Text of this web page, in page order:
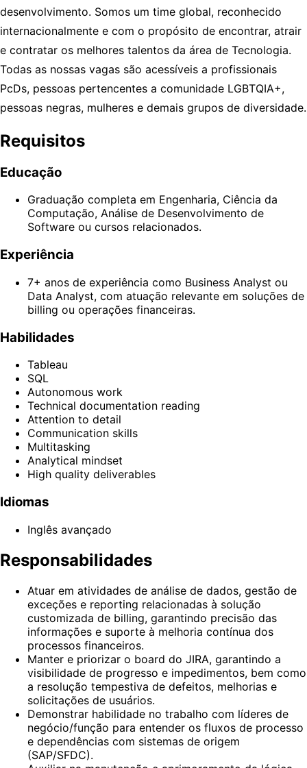
desenvolvimento. Somos um time global, reconhecido
internacionalmente e com o propósito de encontrar, atrair
e contratar os melhores talentos da área de Tecnologia.
Todas as nossas vagas são acessíveis a profissionais
PcDs, pessoas pertencentes a comunidade LGBTQIA+,
pessoas negras, mulheres e demais grupos de diversidade.
Requisitos
Educação
Graduação completa em Engenharia, Ciência da
Computação, Análise de Desenvolvimento de
Software ou cursos relacionados.
Experiência
7+ anos de experiência como Business Analyst ou
Data Analyst, com atuação relevante em soluções de
billing ou operações financeiras.
Habilidades
Tableau
SQL
Autonomous work
Technical documentation reading
Attention to detail
Communication skills
Multitasking
Analytical mindset
High quality deliverables
Idiomas
Inglês avançado
Responsabilidades
Atuar em atividades de análise de dados, gestão de
exceções e reporting relacionadas à solução
customizada de billing, garantindo precisão das
informações e suporte à melhoria contínua dos
processos financeiros.
Manter e priorizar o board do JIRA, garantindo a
visibilidade de progresso e impedimentos, bem como
a resolução tempestiva de defeitos, melhorias e
solicitações de usuários.
Demonstrar habilidade no trabalho com líderes de
negócio/função para entender os fluxos de processo
e dependências com sistemas de origem
(SAP/SFDC).